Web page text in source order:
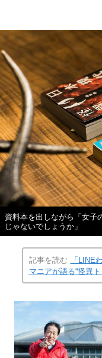
資料本を出しながら「女子
じゃないでしょうか」
記事を読む
「LINE
マニアが語る“怪異